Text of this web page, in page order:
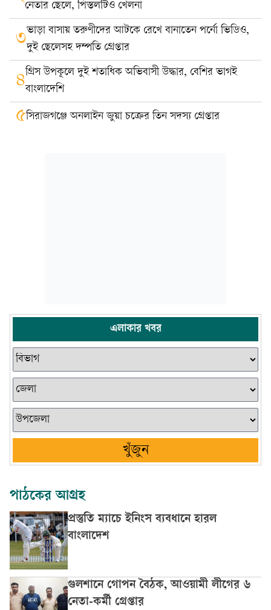
নেতার ছেলে, পিস্তলটিও খেলনা
৩ভাড়া বাসায় তরুণীদের আটকে রেখে বানাতেন পর্নো ভিডিও,
দুই ছেলেসহ দম্পতি গ্রেপ্তার
৪গ্রিস উপকূলে দুই শতাধিক অভিবাসী উদ্ধার, বেশির ভাগই
বাংলাদেশি
৫সিরাজগঞ্জে অনলাইন জুয়া চক্রের তিন সদস্য গ্রেপ্তার
এলাকার খবর
খুঁজুন
পাঠকের আগ্রহ
প্রস্তুতি ম্যাচে ইনিংস ব্যবধানে হারল
বাংলাদেশ
গুলশানে গোপন বৈঠক, আওয়ামী লীগের ৬
নেতা-কর্মী গ্রেপ্তার